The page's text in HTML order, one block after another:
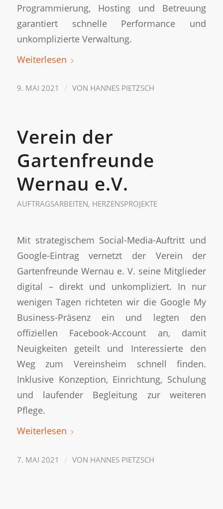
Programmierung, Hosting und Betreuung
garantiert schnelle Performance und
unkomplizierte Verwaltung.
Weiterlesen
9. MAI 2021 / VON HANNES PIETZSCH
Verein der
Gartenfreunde
Wernau e.V.
AUFTRAGSARBEITEN, HERZENSPROJEKTE
Mit strategischem Social-Media-Auftritt und
Google-Eintrag vernetzt der Verein der
Gartenfreunde Wernau e. V. seine Mitglieder
digital – direkt und unkompliziert. In nur
wenigen Tagen richteten wir die Google My
Business-Präsenz ein und legten den
offiziellen Facebook-Account an, damit
Neuigkeiten geteilt und Interessierte den
Weg zum Vereinsheim schnell finden.
Inklusive Konzeption, Einrichtung, Schulung
und laufender Begleitung zur weiteren
Pflege.
Weiterlesen
7. MAI 2021 / VON HANNES PIETZSCH